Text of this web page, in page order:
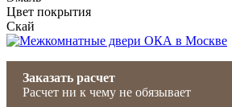
Цвет покрытия
Скай
Заказать расчет
Расчет ни к чему не обязывает